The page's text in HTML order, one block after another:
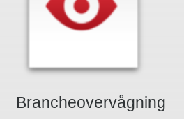
Brancheovervågning